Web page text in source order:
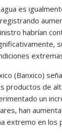
es
habrían
(Banxico)
productos de
un
han
extremo en los